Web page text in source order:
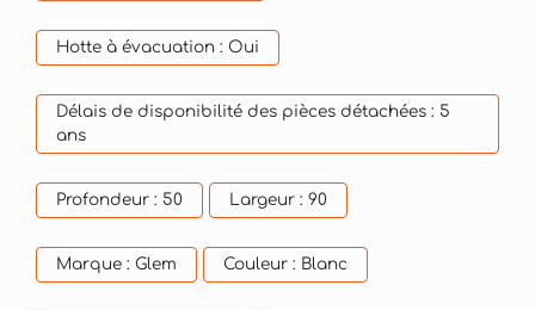
Hotte à évacuation : Oui
Délais de disponibilité des pièces détachées : 5
ans
Profondeur : 50 Largeur : 90
Marque : Glem Couleur : Blanc